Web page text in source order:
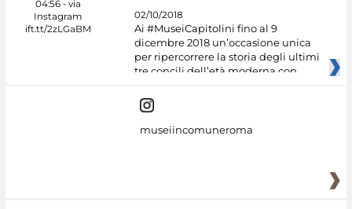
02/10/2018
Ai #MuseiCapitolini fino al 9
dicembre 2018 un’occasione unica
per ripercorrere la storia degli ultimi
tre concili dell’età moderna con
museiincomuneroma